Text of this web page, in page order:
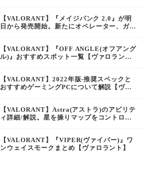
【VALORANT】『メイジパンク 2.0』が明
日から発売開始。新たにオペレーター、ガー
【VALORANT】『OFF ANGLE(オフアング
ル)』おすすめスポット一覧【ヴァロラン
【VALORANT】2022年版-推奨スペックと
おすすめゲーミングPCについて解説【ヴァ
【VALORANT】Astra(アストラ)のアビリテ
ィ詳細/解説。星を操りマップをコントロー
【VALORANT】『VIPER(ヴァイパー)』ワ
ンウェイスモークまとめ【ヴァロラント】